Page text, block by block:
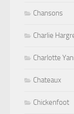
Chansons
Charlie
Charlotte
Chateaux
Chickenfoot